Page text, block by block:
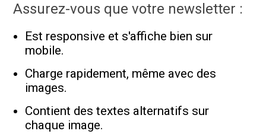
Assurez-vous que votre newsletter :
Est responsive et s'affiche bien sur
mobile.
Charge rapidement, même avec des
images.
Contient des textes alternatifs sur
chaque image.